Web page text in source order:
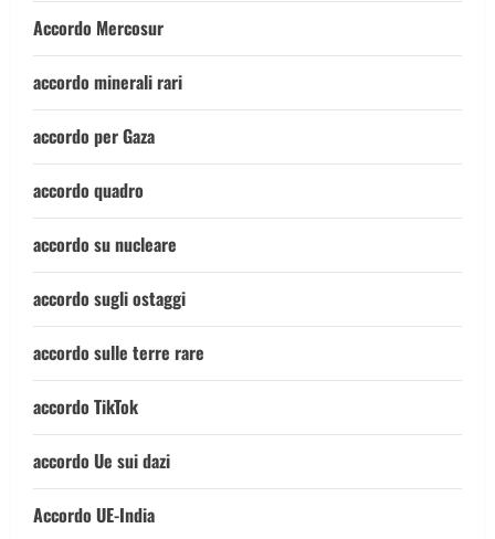
Accordo Mercosur
accordo minerali rari
accordo per Gaza
accordo quadro
accordo su nucleare
accordo sugli ostaggi
accordo sulle terre rare
accordo TikTok
accordo Ue sui dazi
Accordo UE-India